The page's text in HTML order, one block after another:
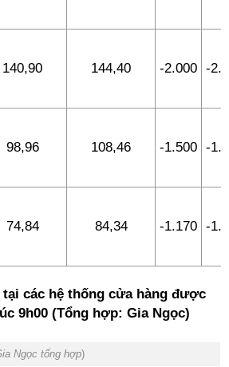
140,90 144,40 -2.000 -
98,96 108,46 -1.500 -
74,84 84,34 -1.170 -
tại các hệ thống cửa hàng được
9h00 (Tổng hợp: Gia Ngọc)
Ngọc tổng hợp)